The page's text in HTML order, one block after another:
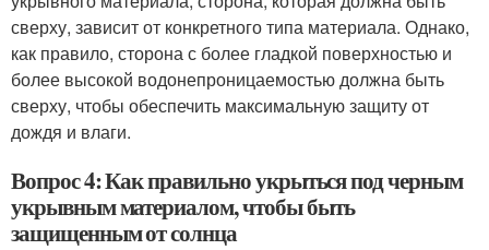
сверху, зависит от конкретного типа материала. Однако,
как правило, сторона с более гладкой поверхностью и
более высокой водонепроницаемостью должна быть
сверху, чтобы обеспечить максимальную защиту от
дождя и влаги.
Вопрос 4: Как правильно укрыться под черным
укрывным материалом, чтобы быть
защищенным от солнца